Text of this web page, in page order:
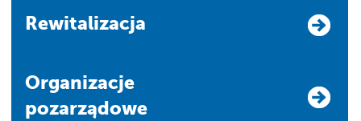
Rewitalizacja
Organizacje
pozarządowe